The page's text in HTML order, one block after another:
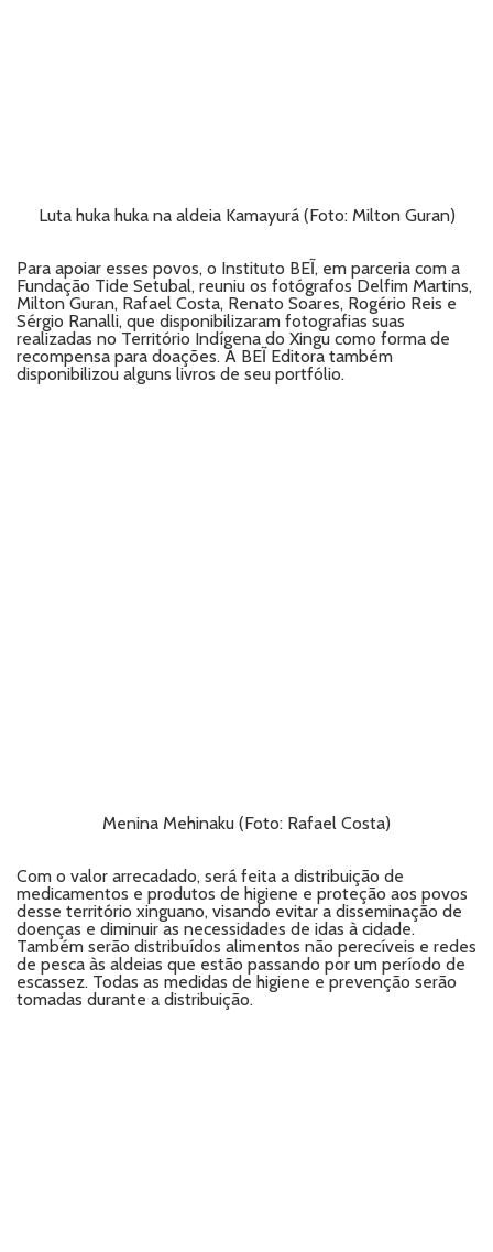
Luta huka huka na aldeia Kamayurá (Foto: Milton Guran)
Para apoiar esses povos, o Instituto BEĨ, em parceria com a
Fundação Tide Setubal, reuniu os fotógrafos Delfim Martins,
Milton Guran, Rafael Costa, Renato Soares, Rogério Reis e
Sérgio Ranalli, que disponibilizaram fotografias suas
realizadas no Território Indígena do Xingu como forma de
recompensa para doações. A BEĨ Editora também
disponibilizou alguns livros de seu portfólio.
Menina Mehinaku (Foto: Rafael Costa)
Com o valor arrecadado, será feita a distribuição de
medicamentos e produtos de higiene e proteção aos povos
desse território xinguano, visando evitar a disseminação de
doenças e diminuir as necessidades de idas à cidade.
Também serão distribuídos alimentos não perecíveis e redes
de pesca às aldeias que estão passando por um período de
escassez. Todas as medidas de higiene e prevenção serão
tomadas durante a distribuição.